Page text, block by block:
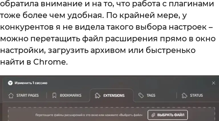
обратила внимание и на то, что работа с плагинами
тоже более чем удобная. По крайней мере, у
конкурентов я не видела такого выбора настроек –
можно перетащить файл расширения прямо в окно
настройки, загрузить архивом или быстренько
найти в Chrome.